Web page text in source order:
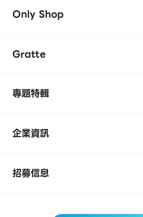
Only Shop
Gratte
專題特輯
企業資訊
招募信息